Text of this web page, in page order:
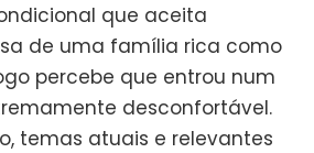
que aceita
de uma família rica como
percebe que entrou num
desconfortável.
temas atuais e relevantes